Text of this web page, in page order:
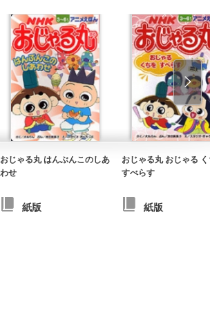
おじゃる丸 はんぶんこのしあ
わせ
紙版
おじゃる丸 おじゃる
すべらす
紙版